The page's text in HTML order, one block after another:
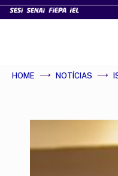
HOME NOTÍCIAS